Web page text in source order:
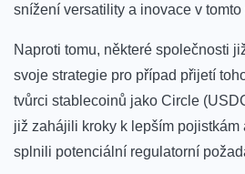
snížení versatility⁢ a ‍inovace‍ v tomto
Naproti tomu, některé společnosti
svoje ⁤strategie pro případ přijetí
tvůrci stablecoinů ⁣jako Circle
již zahájili ⁣kroky k lepším‌ pojistkám
splnili potenciální regulatorní‍